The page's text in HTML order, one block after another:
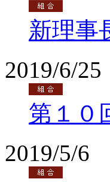
新理事
2019/6/25
第１０
2019/5/6